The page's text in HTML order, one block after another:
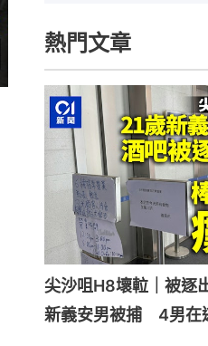
熱門文章
尖沙咀H8壞𨋢｜被
新義安男被捕 4男在